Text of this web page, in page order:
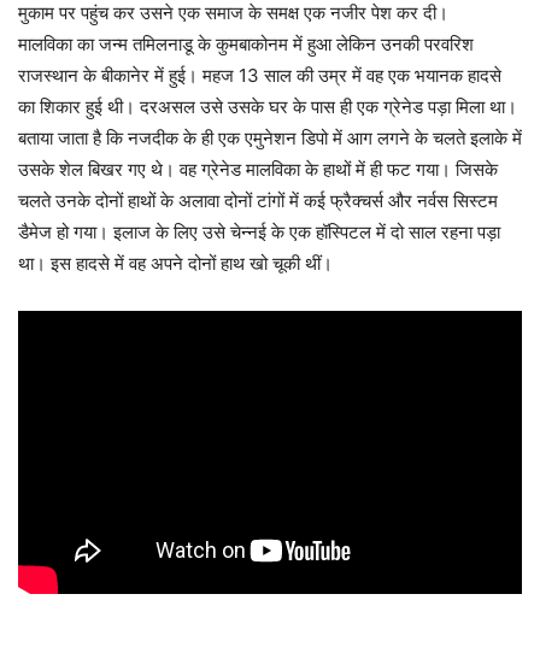
मुकाम पर पहुंच कर उसने एक समाज के समक्ष एक नजीर पेश कर दी।
मालविका का जन्म तमिलनाडू के कुमबाकोनम में हुआ लेकिन उनकी परवरिश
राजस्थान के बीकानेर में हुई। महज 13 साल की उम्र में वह एक भयानक हादसे
का शिकार हुई थी। दरअसल उसे उसके घर के पास ही एक ग्रेनेड पड़ा मिला था।
बताया जाता है कि नजदीक के ही एक एमुनेशन डिपो में आग लगने के चलते इलाके में
उसके शेल बिखर गए थे। वह ग्रेनेड मालविका के हाथों में ही फट गया। जिसके
चलते उनके दोनों हाथों के अलावा दोनों टांगों में कई फ्रैक्चर्स और नर्वस सिस्टम
डैमेज हो गया। इलाज के लिए उसे चेन्नई के एक हॉस्पिटल में दो साल रहना पड़ा
था। इस हादसे में वह अपने दोनों हाथ खो चूकी थीं।